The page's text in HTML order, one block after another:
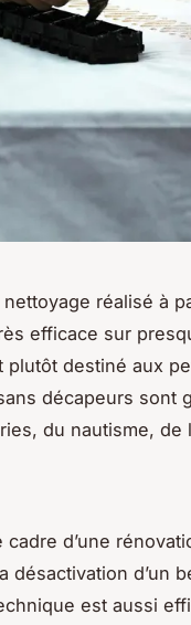
réalisé à
efficace sur
plutôt destiné aux
décapeurs sont
du nautisme, de
d’une
désactivation d’un
est aussi